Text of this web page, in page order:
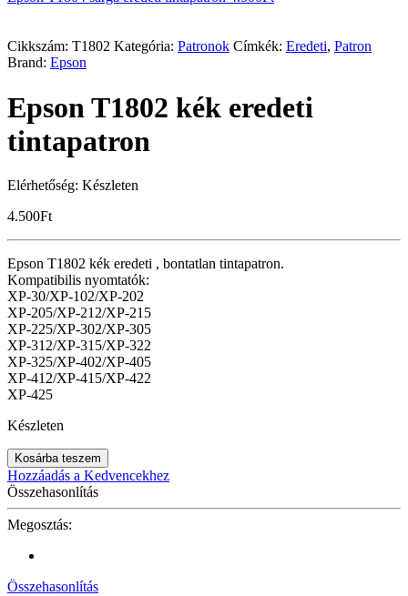
Cikkszám: T1802 Kategória: Patronok Címkék: Eredeti, Patron
Brand: Epson
Epson T1802 kék eredeti
tintapatron
Elérhetőség: Készleten
4.500Ft
Epson T1802 kék eredeti , bontatlan tintapatron.
Kompatibilis nyomtatók:
XP-30/XP-102/XP-202
XP-205/XP-212/XP-215
XP-225/XP-302/XP-305
XP-312/XP-315/XP-322
XP-325/XP-402/XP-405
XP-412/XP-415/XP-422
XP-425
Készleten
Kosárba teszem
Hozzáadás a Kedvencekhez
Összehasonlítás
Megosztás:
Összehasonlítás